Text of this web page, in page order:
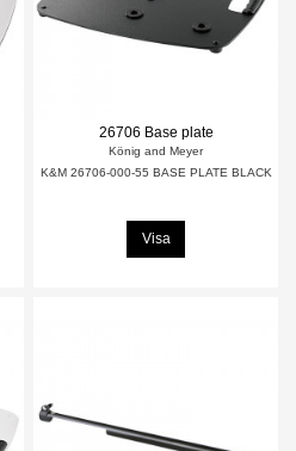
26706 Base plate
König and Meyer
K&M 26706-000-55 BASE PLATE BLACK
Visa